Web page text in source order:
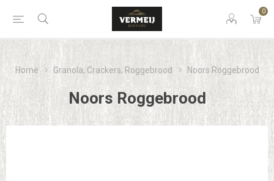
0
Home Granola, Crackers, Roggebrood Noors Roggebrood
Noors Roggebrood